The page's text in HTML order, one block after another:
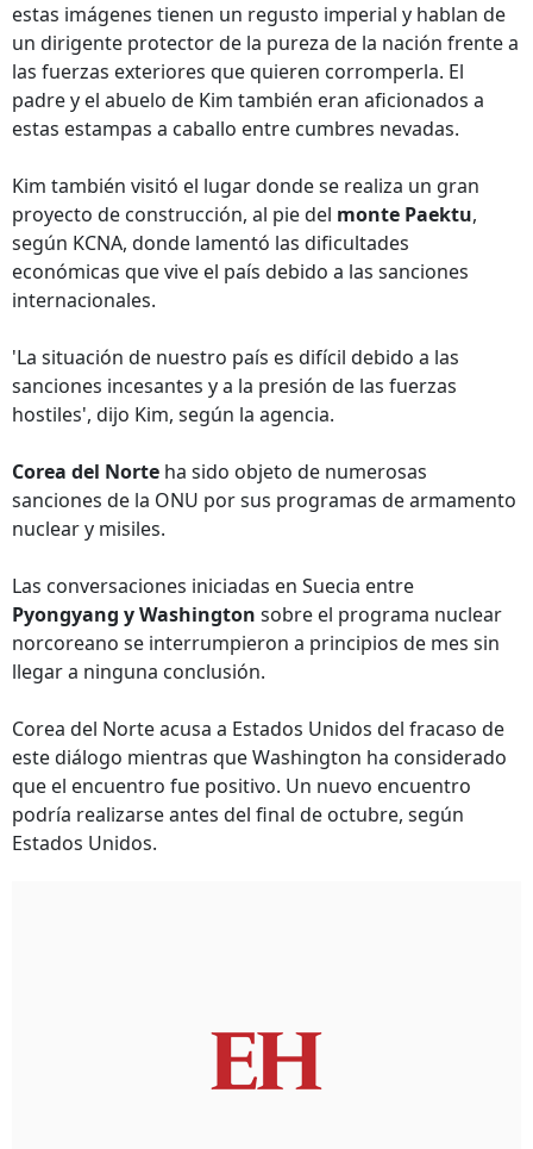
estas imágenes tienen un regusto imperial y hablan de
un dirigente protector de la pureza de la nación frente a
las fuerzas exteriores que quieren corromperla. El
padre y el abuelo de Kim también eran aficionados a
estas estampas a caballo entre cumbres nevadas.
Kim también visitó el lugar donde se realiza un gran
proyecto de construcción, al pie del monte Paektu,
según KCNA, donde lamentó las dificultades
económicas que vive el país debido a las sanciones
internacionales.
'La situación de nuestro país es difícil debido a las
sanciones incesantes y a la presión de las fuerzas
hostiles', dijo Kim, según la agencia.
Corea del Norte ha sido objeto de numerosas
sanciones de la ONU por sus programas de armamento
nuclear y misiles.
Las conversaciones iniciadas en Suecia entre
Pyongyang y Washington sobre el programa nuclear
norcoreano se interrumpieron a principios de mes sin
llegar a ninguna conclusión.
Corea del Norte acusa a Estados Unidos del fracaso de
este diálogo mientras que Washington ha considerado
que el encuentro fue positivo. Un nuevo encuentro
podría realizarse antes del final de octubre, según
Estados Unidos.